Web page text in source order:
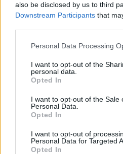
also be disclosed by us to third
Downstream Participants that
Personal Data Processing
I want to opt-out of the
personal data.
Opted In
I want to opt-out of the Sale
Personal Data.
Opted In
I want to opt-out of
Personal Data for Targeted
Opted In
Gambarina si narra
14 Maggio 2014
In "Lettere"